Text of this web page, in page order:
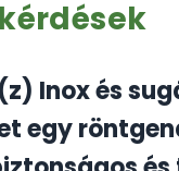
Inox és
egy